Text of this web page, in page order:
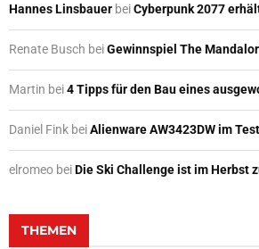
Hannes Linsbauer beiCyberpunk 2077
Renate Busch beiGewinnspiel The
Martin bei4 Tipps für den Bau eines
Daniel Fink beiAlienware AW3423DW im
elromeo beiDie Ski Challenge ist im Herbst
THEMEN